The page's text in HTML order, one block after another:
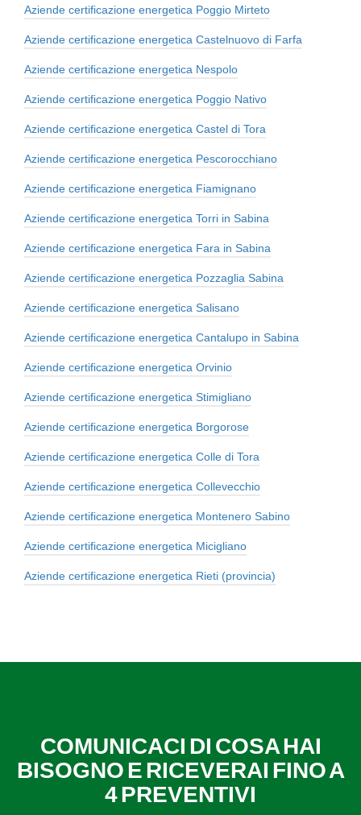
Aziende certificazione energetica Poggio Mirteto
Aziende certificazione energetica Castelnuovo di Farfa
Aziende certificazione energetica Nespolo
Aziende certificazione energetica Poggio Nativo
Aziende certificazione energetica Castel di Tora
Aziende certificazione energetica Pescorocchiano
Aziende certificazione energetica Fiamignano
Aziende certificazione energetica Torri in Sabina
Aziende certificazione energetica Fara in Sabina
Aziende certificazione energetica Pozzaglia Sabina
Aziende certificazione energetica Salisano
Aziende certificazione energetica Cantalupo in Sabina
Aziende certificazione energetica Orvinio
Aziende certificazione energetica Stimigliano
Aziende certificazione energetica Borgorose
Aziende certificazione energetica Colle di Tora
Aziende certificazione energetica Collevecchio
Aziende certificazione energetica Montenero Sabino
Aziende certificazione energetica Micigliano
Aziende certificazione energetica Rieti (provincia)
COMUNICACI DI COSA HAI
BISOGNO E RICEVERAI FINO A
4 PREVENTIVI